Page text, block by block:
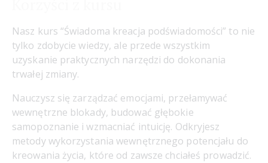
Nasz kurs “Świadoma kreacja podświadomości” to nie
tylko zdobycie wiedzy, ale przede wszystkim
uzyskanie praktycznych narzędzi do dokonania
trwałej zmiany.
Nauczysz się zarządzać emocjami, przełamywać
wewnętrzne blokady, budować głębokie
samopoznanie i wzmacniać intuicję. Odkryjesz
metody wykorzystania wewnętrznego potencjału do
kreowania życia, które od zawsze chciałeś prowadzić.